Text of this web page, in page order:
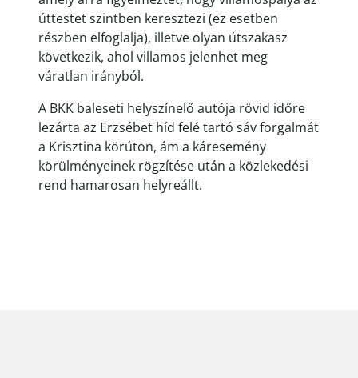
úttestet szintben keresztezi (ez esetben
részben elfoglalja), illetve olyan útszakasz
következik, ahol villamos jelenhet meg
váratlan irányból.
A BKK baleseti helyszínelő autója rövid időre
lezárta az Erzsébet híd felé tartó sáv forgalmát
a Krisztina körúton, ám a káresemény
körülményeinek rögzítése után a közlekedési
rend hamarosan helyreállt.